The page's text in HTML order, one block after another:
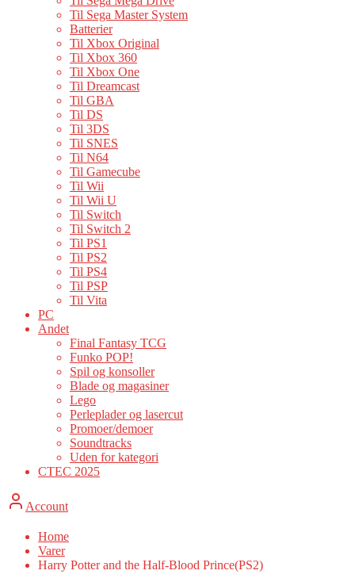
Til Sega Master System
Batterier
Til Xbox Original
Til Xbox 360
Til Xbox One
Til Dreamcast
Til GBA
Til DS
Til 3DS
Til SNES
Til N64
Til Gamecube
Til Wii
Til Wii U
Til Switch
Til Switch 2
Til PS1
Til PS2
Til PS4
Til PSP
Til Vita
PC
Andet
Final Fantasy TCG
Funko POP!
Spil og konsoller
Blade og magasiner
Lego
Perleplader og lasercut
Promoer/demoer
Soundtracks
Uden for kategori
CTEC 2025
Account
Home
Varer
Harry Potter and the Half-Blood Prince(PS2)